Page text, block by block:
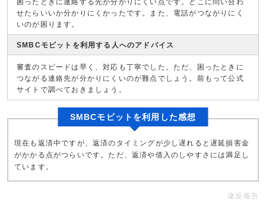
困ったときに連絡する先が分かりにくい点です。どこに問い合わ
せたらいいか分かりにくかったです。また、電話がつながりにく
いのが困ります。
SMBCモビットを利用する人へのアドバイス
審査のスピードは早く、対応も丁寧でした。ただ、困ったときに
つながる連絡先が分かりにくいのが難点でしょう。前もって公式
サイトで調べておきましょう。
SMBCモビットを利用した感想
現在も返済中ですが、返済のタイミングが少し遅れると遅延損害金
がかかる点がつらいです。ただ、返済や借入のしやすさには満足し
ています。
違反報告